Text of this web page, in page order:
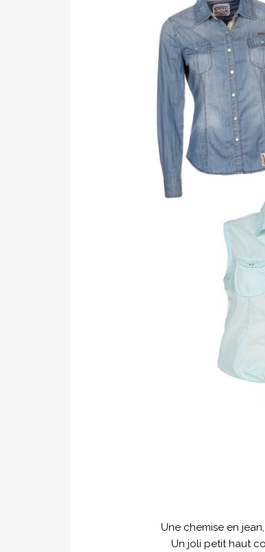
Une chemise en
Un joli petit haut